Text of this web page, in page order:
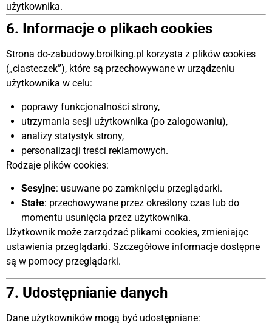
użytkownika.
6. Informacje o plikach cookies
Strona do-zabudowy.broilking.pl korzysta z plików cookies
(„ciasteczek”), które są przechowywane w urządzeniu
użytkownika w celu:
poprawy funkcjonalności strony,
utrzymania sesji użytkownika (po zalogowaniu),
analizy statystyk strony,
personalizacji treści reklamowych.
Rodzaje plików cookies:
Sesyjne: usuwane po zamknięciu przeglądarki.
Stałe: przechowywane przez określony czas lub do
momentu usunięcia przez użytkownika.
Użytkownik może zarządzać plikami cookies, zmieniając
ustawienia przeglądarki. Szczegółowe informacje dostępne
są w pomocy przeglądarki.
7. Udostępnianie danych
Dane użytkowników mogą być udostępniane: